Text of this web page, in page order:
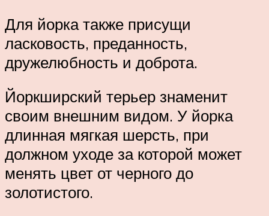
Для йорка также присущи
ласковость, преданность,
дружелюбность и доброта.
Йоркширский терьер знаменит
своим внешним видом. У йорка
длинная мягкая шерсть, при
должном уходе за которой может
менять цвет от черного до
золотистого.